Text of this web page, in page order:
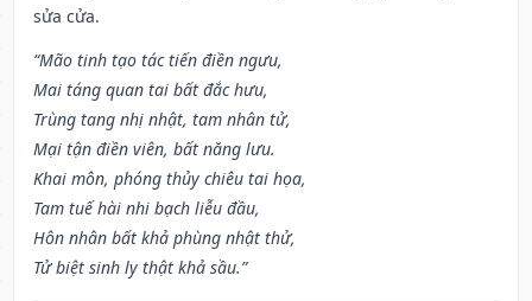
sửa cửa.
“Mão tinh tạo tác tiến điền ngưu,
Mai táng quan tai bất đắc hưu,
Trùng tang nhị nhật, tam nhân tử,
Mại tận điền viên, bất năng lưu.
Khai môn, phóng thủy chiêu tai họa,
Tam tuế hài nhi bạch liễu đầu,
Hôn nhân bất khả phùng nhật thử,
Tử biệt sinh ly thật khả sầu.”